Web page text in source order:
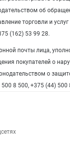
об
торговли и
(162) 53 99 28.
почты лица,
покупателей о
о
500 8 500, +375 (44) 500